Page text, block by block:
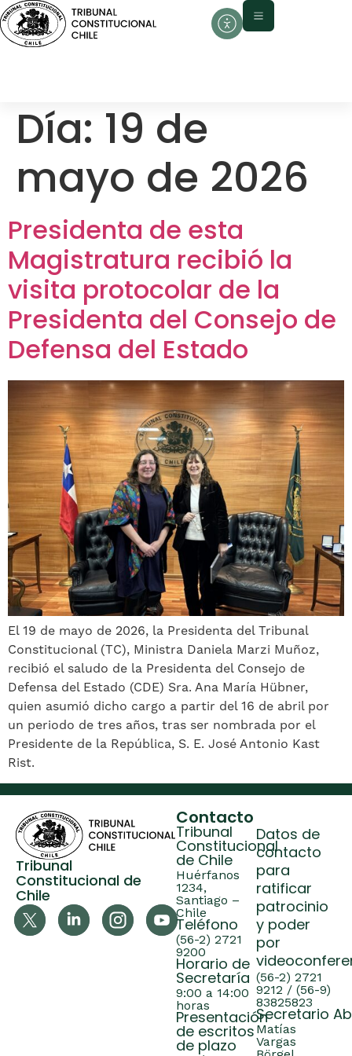
contenido
Día: 19 de
mayo de 2026
Presidenta de esta
Magistratura recibió la
visita protocolar de la
Presidenta del Consejo de
Defensa del Estado
El 19 de mayo de 2026, la Presidenta del Tribunal
Constitucional (TC), Ministra Daniela Marzi Muñoz,
recibió el saludo de la Presidenta del Consejo de
Defensa del Estado (CDE) Sra. Ana María Hübner,
quien asumió dicho cargo a partir del 16 de abril por
un periodo de tres años, tras ser nombrada por el
Presidente de la República, S. E. José Antonio Kast
Rist.
Tribunal
Constitucional de
Chile
Contacto
Tribunal
Constitucional
de Chile
Huérfanos
1234,
Santiago –
Chile
Teléfono
(56-2) 2721
9200
Horario de
Secretaría
9:00 a 14:00
horas
Presentación
de escritos
de plazo
Datos de
contacto
para
ratificar
patrocinio
y poder
por
(56-2) 2721
9212 / (56-9)
83825823
Secretario
Matías
Vargas